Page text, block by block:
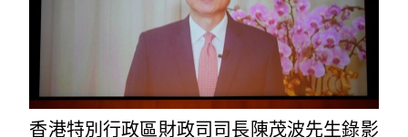
香港特別行政區財政司司長陳茂波先生錄影